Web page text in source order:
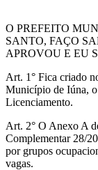
O PREFEITO
SANTO, FAÇO
APROVOU E EU
Art. 1° Fica criado
Município de Iúna,
Licenciamento.
Art. 2° O Anexo A
Complementar 28/
por grupos
vagas.